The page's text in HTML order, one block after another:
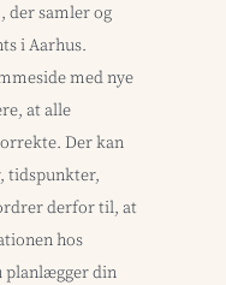
der samler og
i Aarhus.
med nye
at alle
Der kan
tidspunkter,
derfor til, at
hos
planlægger din